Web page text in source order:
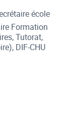
école
Formation
Tutorat,
DIF-CHU